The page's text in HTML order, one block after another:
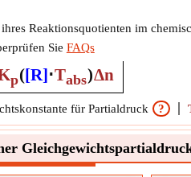
Reaktionsquotienten im
Sie FAQs
p([R]⋅Tabs)Δn
für Partialdruck ?